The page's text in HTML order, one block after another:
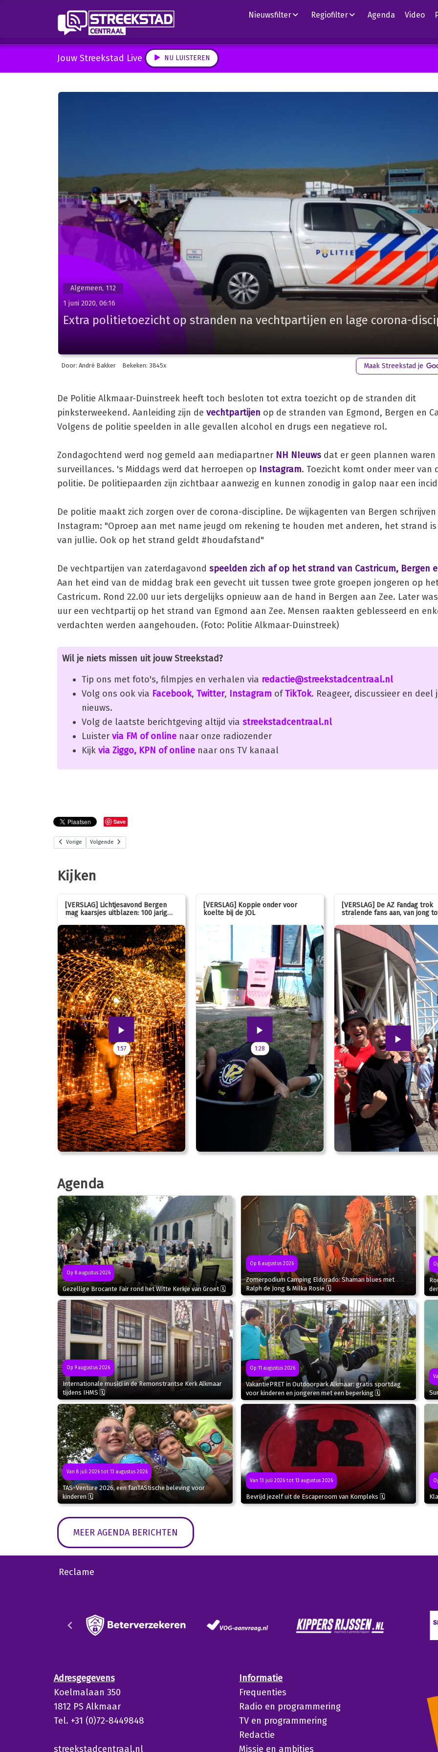
Nieuwsfilter Regiofilter Agenda Video
Jouw Streekstad Live NU LUISTEREN
Algemeen, 112
1 juni 2020, 06:16
Extra politietoezicht op stranden na vechtpartijen en lage corona-
Door: André Bakker Bekeken: 3845x Maak Streekstad je
De Politie Alkmaar-Duinstreek heeft toch besloten tot extra toezicht op de stranden dit
pinksterweekend. Aanleiding zijn de vechtpartijen op de stranden van Egmond, Bergen en
Volgens de politie speelden in alle gevallen alcohol en drugs een negatieve rol.
Zondagochtend werd nog gemeld aan mediapartner NH NIeuws dat er geen plannen
surveillances. 's Middags werd dat herroepen op Instagram. Toezicht komt onder meer van
politie. De politiepaarden zijn zichtbaar aanwezig en kunnen zonodig in galop naar een
De politie maakt zich zorgen over de corona-discipline. De wijkagenten van Bergen
Instagram: "Oproep aan met name jeugd om rekening te houden met anderen, het strand
van jullie. Ook op het strand geldt #houdafstand"
De vechtpartijen van zaterdagavond speelden zich af op het strand van Castricum, Bergen
Aan het eind van de middag brak een gevecht uit tussen twee grote groepen jongeren op
Castricum. Rond 22.00 uur iets dergelijks opnieuw aan de hand in Bergen aan Zee. Later
uur een vechtpartij op het strand van Egmond aan Zee. Mensen raakten geblesseerd en
verdachten werden aangehouden. (Foto: Politie Alkmaar-Duinstreek)
Wil je niets missen uit jouw Streekstad?
Tip ons met foto's, filmpjes en verhalen via redactie@streekstadcentraal.nl
Volg ons ook via Facebook, Twitter, Instagram ofTikTok. Reageer, discussieer en deel
nieuws.
Volg de laatste berichtgeving altijd via streekstadcentraal.nl
Luister via FM of online naar onze radiozender
Kijk via Ziggo, KPN of online naar ons TV kanaal
Save
Vorige Volgende
Kijken
[VERSLAG] Lichtjesavond Bergen
mag kaarsjes uitblazen: 100 jarig
1:57
[VERSLAG] Koppie onder voor
koelte bij de JOL
1:28
[VERSLAG] De AZ Fandag trok
stralende fans aan, van jong
Agenda
Op 8 augustus 2026
Gezellige Brocante Fair rond het Witte Kerkje van Groet 🗓
Op 8 augustus 2026
Zomerpodium Camping Eldorado: Shaman blues met
Ralph de Jong & Milka Rosie 🗓
Op 9 augustus 2026
Internationale musici in de Remonstrantse Kerk Alkmaar
tijdens IHMS 🗓
Op 11 augustus 2026
VakantiePRET in Outdoorpark Alkmaar: gratis sportdag
voor kinderen en jongeren met een beperking 🗓
Van 8 juli 2026 tot 13 augustus 2026
TAS-Venture 2026, een fanTAStische beleving voor
kinderen 🗓
Van 13 juli 2026 tot 13 augustus 2026
Bevrijd jezelf uit de Escaperoom van Kompleks 🗓
MEER AGENDA BERICHTEN
Reclame
Adresgegevens
Koelmalaan 350
1812 PS Alkmaar
Tel. +31 (0)72-8449848
streekstadcentraal.nl
Informatie
Frequenties
Radio en programmering
TV en programmering
Redactie
Missie en ambities